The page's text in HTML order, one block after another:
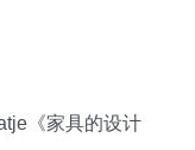
《家具的设计